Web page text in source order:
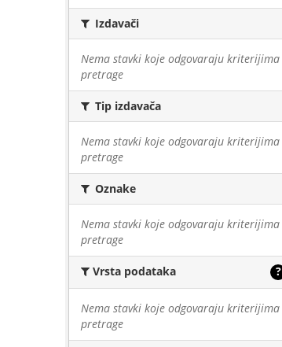
Izdavači
Nema stavki koje odgovaraju kriterijima
pretrage
Tip izdavača
Nema stavki koje odgovaraju kriterijima
pretrage
Oznake
Nema stavki koje odgovaraju kriterijima
pretrage
Vrsta podataka ?
Nema stavki koje odgovaraju kriterijima
pretrage